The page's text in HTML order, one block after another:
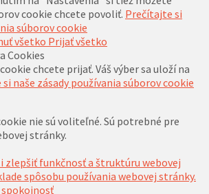
cookie chcete povoliť. Prečítajte si
súborov cookie
všetko Prijať všetko
Cookies
chcete prijať. Váš výber sa uloží na
naše zásady používania súborov cookie
nie sú voliteľné. Sú potrebné pre
stránky.
zlepšiť funkčnosť a štruktúru webovej
spôsobu používania webovej stránky.